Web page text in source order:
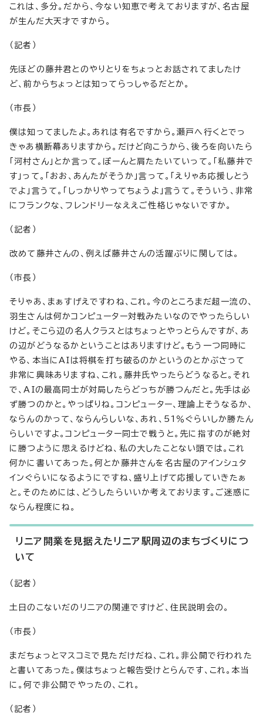
これは、多分。だから、今ない知恵で考えておりますが、名古屋
が生んだ大天才ですから。
（記者）
先ほどの藤井君とのやりとりをちょっとお話されてましたけ
ど、前からちょっとは知ってらっしゃるだとか。
（市長）
僕は知ってましたよ。あれは有名ですから。瀬戸へ行くとでっ
きゃあ横断幕ありますから。だけど向こうから、後ろを向いたら
「河村さん」とか言って。ぽーんと肩たたいていって。「私藤井で
す」って。「おお、あんたがそうか」言って。「えりゃあ応援しとう
でよ」言うて。「しっかりやってちょうよ」言うて。そういう、非常
にフランクな、フレンドリーなええご性格じゃないですか。
（記者）
改めて藤井さんの、例えば藤井さんの活躍ぶりに関しては。
（市長）
そりゃあ、まぁすげえですわね、これ。今のところまだ超一流の、
羽生さんは何かコンピューター対戦みたいなのでやったらしい
けど。そこら辺の名人クラスとはちょっとやっとらんですが、あ
の辺がどうなるかということはありますけど。もう一つ同時に
やる、本当にAIは将棋を打ち破るのかというのとかぶさって
非常に興味ありますね、これ。藤井氏やったらどうなると。それ
で、AIの最高同士が対局したらどっちが勝つんだと。先手は必
ず勝つのかと。やっぱりね。コンピューター、理論上そうなるか、
ならんのかって、ならんらしいな、あれ、51％ぐらいしか勝たん
らしいですよ。コンピューター同士で戦うと。先に指すのが絶対
に勝つように思えるけどね、私の大したことない頭では。これ
何かに書いてあった。何とか藤井さんを名古屋のアインシュタ
インぐらいになるようにですね、盛り上げて応援していきたぁ
と。そのためには、どうしたらいいか考えております。ご迷惑に
ならん程度にね。
リニア開業を見据えたリニア駅周辺のまちづくりにつ
いて
（記者）
土日のこないだのリニアの関連ですけど、住民説明会の。
（市長）
まだちょっとマスコミで見ただけだね、これ。非公開で行われた
と書いてあった。僕はちょっと報告受けとらんです、これ。本当
に。何で非公開でやったの、これ。
（記者）